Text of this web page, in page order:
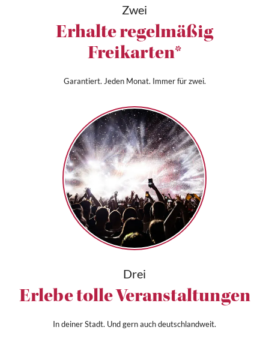
Zwei
Erhalte regelmäßig
Freikarten*
Garantiert. Jeden Monat. Immer für zwei.
Drei
Erlebe tolle Veranstaltungen
In deiner Stadt. Und gern auch deutschlandweit.